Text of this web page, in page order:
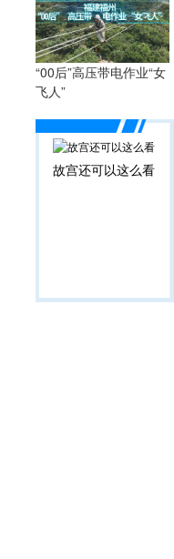
“00后”高压带电作业“女
飞人”
故宫还可以这么看